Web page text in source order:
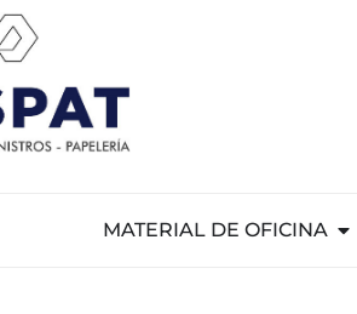
MATERIAL DE OFICINA